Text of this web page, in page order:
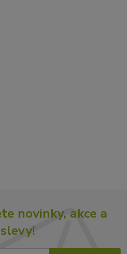
novinky, akce a
slevy!